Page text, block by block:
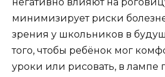
негативно влияют на
минимизирует риски
зрения у школьников в
того, чтобы ребёнок мог
уроки или рисовать, в лампе